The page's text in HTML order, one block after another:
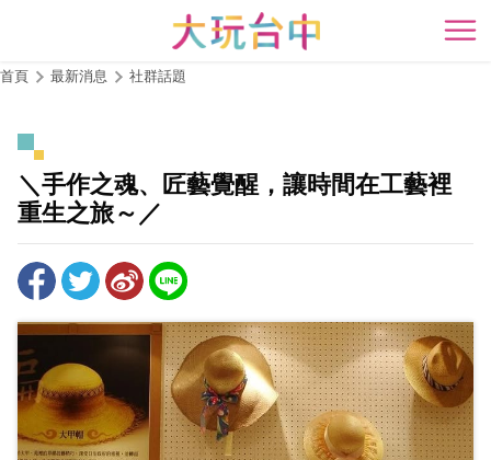
主
要
開
首頁 最新消息 社群話題
＼手作之魂、匠藝覺醒，讓時間在工藝裡
重生之旅～／